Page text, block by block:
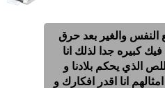
النفس والغير بعد حرق
كبيره جدا لذلك انا
الذي يحكم بلادنا و
انا اقدر افكارك و